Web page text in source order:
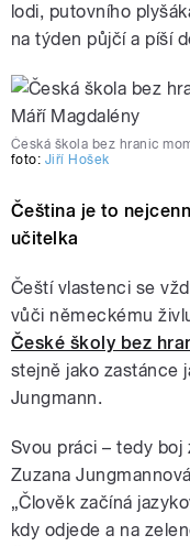
lodi, putovního
na týden půjčí a píší
Česká škola bez hranic
foto: Jiří Hošek
Čeština je to
učitelka
Čeští vlastenci se
vůči německému
České školy bez
stejně jako zastánce
Jungmann.
Svou práci – tedy boj
Zuzana
„Člověk začíná
kdy odjede a na